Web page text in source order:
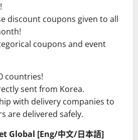
discount coupons given to all
coupons and event
countries!
sent from Korea.
with delivery companies to
are delivered safely.
Global [Eng/中文/日本語]